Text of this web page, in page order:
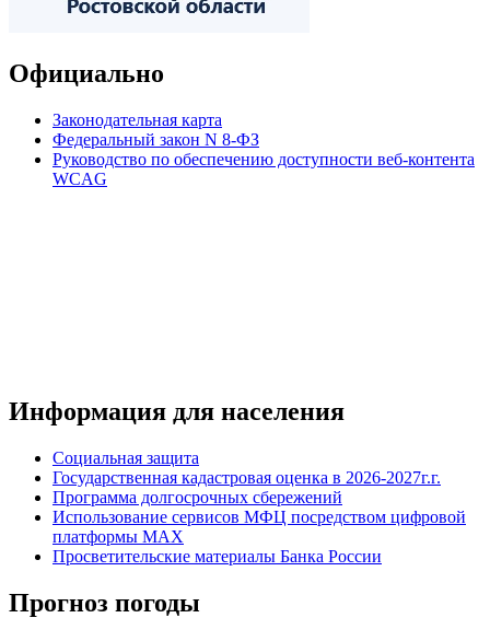
Официально
Законодательная карта
Федеральный закон N 8-ФЗ
Руководство по обеспечению доступности веб-контента
WCAG
Информация для населения
Социальная защита
Государственная кадастровая оценка в 2026-2027г.г.
Программа долгосрочных сбережений
Использование сервисов МФЦ посредством цифровой
платформы MAX
Просветительские материалы Банка России
Прогноз погоды